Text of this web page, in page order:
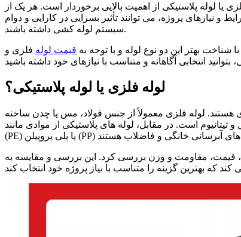
یا لوله پلاستیکی از اهمیت بالایی برخوردار است. هر یک از
و نیازهای پروژه، می توانند تأثیر بسزایی در کارایی و دوام
سیستم لولهکشی داشته باشند.
با شناخت بهتر این دو نوع لوله و با توجه به قیمت لوله فلزی و
لوله فلزی یا لوله پلاستیکی؟
هستند. لوله فلزی معمولاً از جنس فولاد، مس یا چدن ساخته
و تیتانیوم است. در مقابل، لوله
(PE ) یا پلی پروپیلن (PP
قیمت، مقاومت و وزن بررسی کرد. این بررسی و مقایسه به